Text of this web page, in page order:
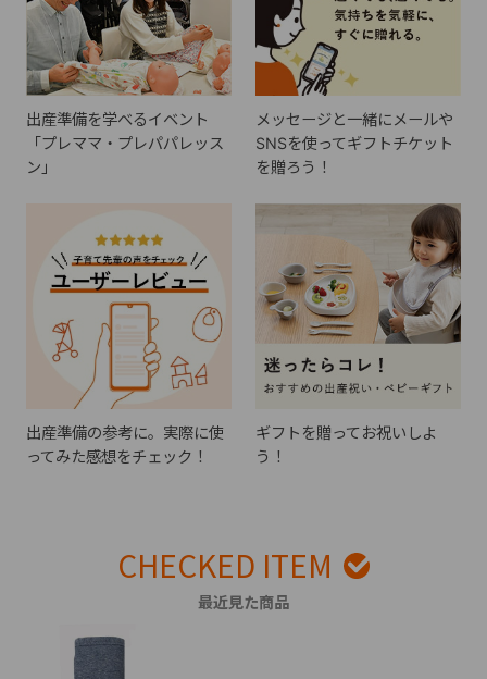
出産準備を学べるイベント
「プレママ・プレパパレッス
ン」
メッセージと一緒にメールや
SNSを使ってギフトチケット
を贈ろう！
出産準備の参考に。実際に使
ってみた感想をチェック！
ギフトを贈ってお祝いしよ
う！
CHECKED ITEM
最近見た商品